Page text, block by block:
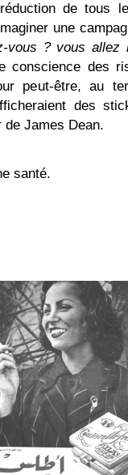
de tous
une
vous ? vous allez
conscience des
peut-être, au
des
de James Dean.
santé.